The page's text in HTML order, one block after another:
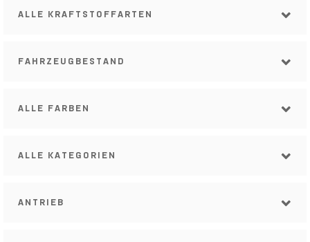
ALLE KRAFTSTOFFARTEN
FAHRZEUGBESTAND
ALLE FARBEN
ALLE KATEGORIEN
ANTRIEB